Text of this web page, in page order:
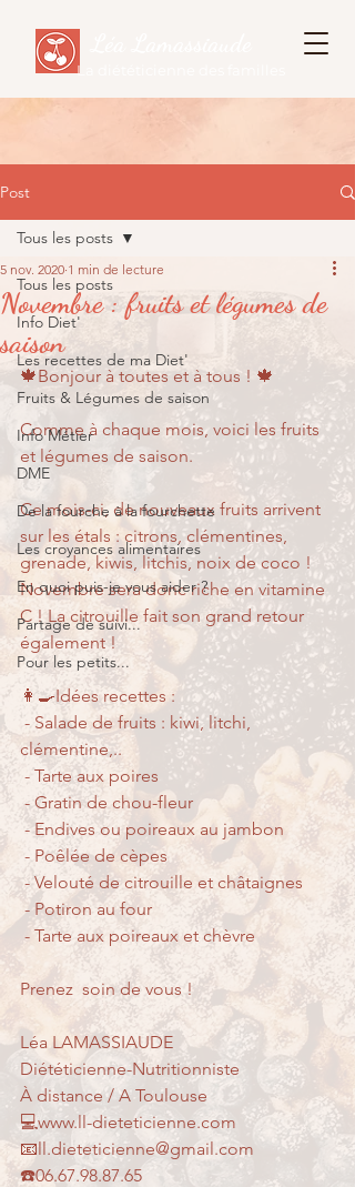
La diététicienne des familles
Post
Tous les posts
Info Diet'
Les recettes de ma Diet'
Fruits & Légumes de saison
Info Métier
DME
De la fourche à la fourchette
Les croyances alimentaires
En quoi puis-je vous aider ?
Partage de suivi...
Pour les petits...
Tous les posts
Novembre : fruits et légumes de
saison
5 nov. 2020 1 min de lecture
🍁Bonjour à toutes et à tous ! 🍁
Comme à chaque mois, voici les fruits
et légumes de saison.
Ce mois-ci, de nouveaux fruits arrivent
sur les étals : citrons, clémentines,
grenade, kiwis, litchis, noix de coco !
Novembre sera donc riche en vitamine
C ! La citrouille fait son grand retour
également !
👩‍🍳Idées recettes :
clémentine,..
- Tarte aux poires
- Gratin de chou-fleur
- Endives ou poireaux au jambon
- Poêlée de cèpes
- Velouté de citrouille et châtaignes
- Potiron au four
- Tarte aux poireaux et chèvre
Prenez  soin de vous !
Léa LAMASSIAUDE
Diététicienne-Nutritionniste
À distance / A Toulouse
💻www.ll-dieteticienne.com
📧ll.dieteticienne@gmail.com
☎️06.67.98.87.65